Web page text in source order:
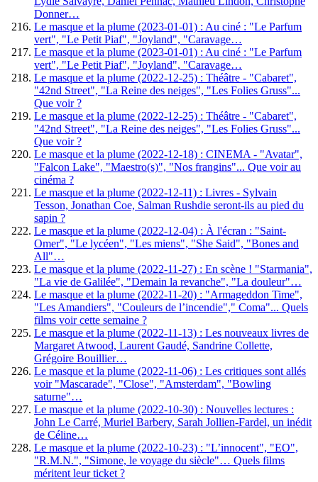
Donner…
Le masque et la plume (2023-01-01) : Au ciné : "Le Parfum
vert", "Le Petit Piaf", "Joyland", "Caravage…
Le masque et la plume (2023-01-01) : Au ciné : "Le Parfum
vert", "Le Petit Piaf", "Joyland", "Caravage…
Le masque et la plume (2022-12-25) : Théâtre - "Cabaret",
"42nd Street", "La Reine des neiges", "Les Folies Gruss"...
Que voir ?
Le masque et la plume (2022-12-25) : Théâtre - "Cabaret",
"42nd Street", "La Reine des neiges", "Les Folies Gruss"...
Que voir ?
Le masque et la plume (2022-12-18) : CINEMA - "Avatar",
"Falcon Lake", "Maestro(s)", "Nos frangins"... Que voir au
cinéma ?
Le masque et la plume (2022-12-11) : Livres - Sylvain
Tesson, Jonathan Coe, Salman Rushdie seront-ils au pied du
sapin ?
Le masque et la plume (2022-12-04) : À l'écran : "Saint-
Omer", "Le lycéen", "Les miens", "She Said", "Bones and
All"…
Le masque et la plume (2022-11-27) : En scène ! "Starmania",
"La vie de Galilée", "Demain la revanche", "La douleur"…
Le masque et la plume (2022-11-20) : "Armageddon Time",
"Les Amandiers", "Couleurs de l’incendie"," Coma"... Quels
films voir cette semaine ?
Le masque et la plume (2022-11-13) : Les nouveaux livres de
Margaret Atwood, Laurent Gaudé, Sandrine Collette,
Grégoire Bouillier…
Le masque et la plume (2022-11-06) : Les critiques sont allés
voir "Mascarade", "Close", "Amsterdam", "Bowling
saturne"…
Le masque et la plume (2022-10-30) : Nouvelles lectures :
John Le Carré, Muriel Barbery, Sarah Jollien-Fardel, un inédit
de Céline…
Le masque et la plume (2022-10-23) : "L’innocent", "EO",
"R.M.N.", "Simone, le voyage du siècle"… Quels films
méritent leur ticket ?